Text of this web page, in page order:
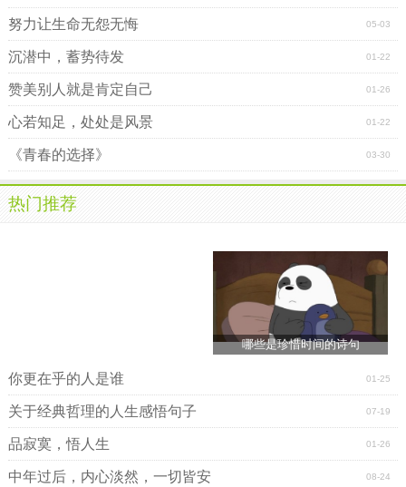
05-03
努力让生命无怨无悔
01-22
沉潜中，蓄势待发
01-26
赞美别人就是肯定自己
01-22
心若知足，处处是风景
03-30
《青春的选择》
热门推荐
哪些是珍惜时间的诗句
01-25
你更在乎的人是谁
07-19
关于经典哲理的人生感悟句子
01-26
品寂寞，悟人生
08-24
中年过后，内心淡然，一切皆安